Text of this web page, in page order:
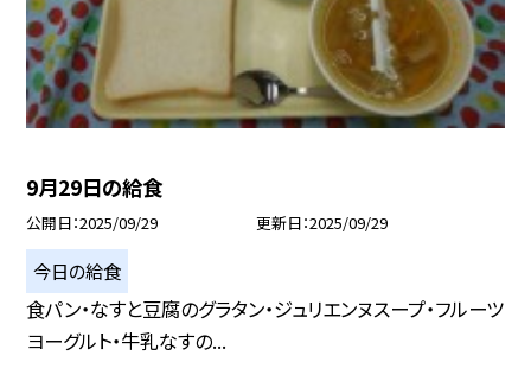
9月29日の給食
公開日 2025/09/29 更新日 2025/09/29
今日の給食
食パン・なすと豆腐のグラタン・ジュリエンヌスープ・フルーツ
ヨーグルト・牛乳なすの...